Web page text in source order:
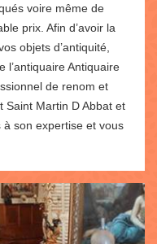
voire même de
prix. Afin d’avoir la
objets d’antiquité,
l’antiquaire Antiquaire
de renom et
Saint Martin D Abbat et
son expertise et vous